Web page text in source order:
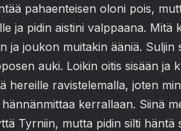
pahaenteisen oloni pois,
ja pidin aistini valppaana.
ja joukon muitakin ääniä.
auki. Loikin oitis sisään ja
hereille ravistelemalla, joten
kerrallaan. Siinä
Tyrniin, mutta pidin silti